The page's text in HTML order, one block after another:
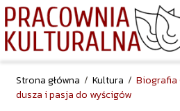
Strona główna / Kultura / Biografia
dusza i pasja do wyścigów